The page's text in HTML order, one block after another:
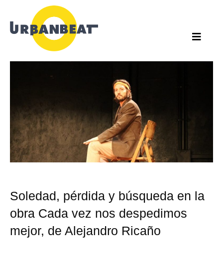
contenido
Soledad, pérdida y búsqueda en la
obra Cada vez nos despedimos
mejor, de Alejandro Ricaño